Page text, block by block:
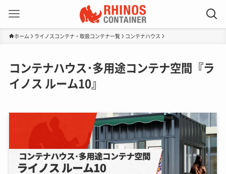
ホーム ライノスコンテナ・取扱コンテナ一覧 コンテナハウス
コンテナハウス･多用途コンテナ空間『ラ
イノス ルーム10』